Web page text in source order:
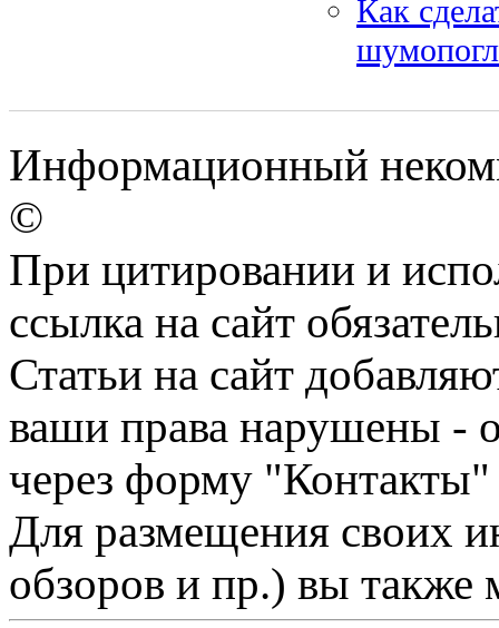
Как
Информационный
©
При цитировании и
ссылка на сайт
Статьи на сайт
ваши права нарушены -
через форму "Контакты"
Для размещения своих
обзоров и пр.) вы также